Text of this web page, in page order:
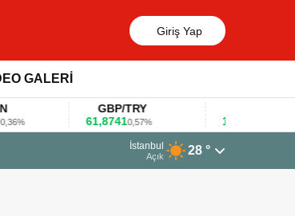
Giriş Yap
GALERİ
GBP/TRY
61,87410,57%
1,1781
bu anket ile değerlendirdi
İstanbul
Açık 28 °